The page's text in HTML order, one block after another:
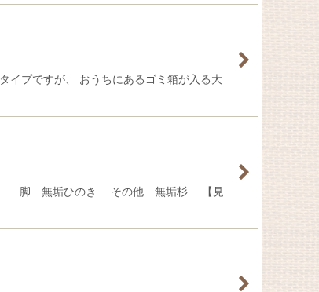
イプですが、 おうちにあるゴミ箱が入る大
質】 脚 無垢ひのき その他 無垢杉 【見